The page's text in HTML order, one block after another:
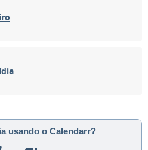
usando o Calendarr?